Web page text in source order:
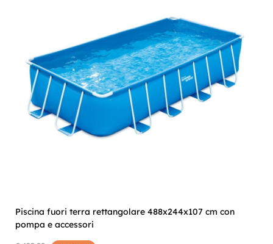
Piscina fuori terra rettangolare 488x244x107 cm con
pompa e accessori